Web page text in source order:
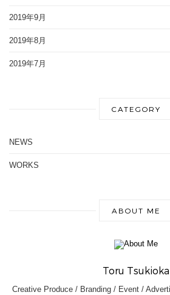
2019年9月
2019年8月
2019年7月
CATEGORY
NEWS
WORKS
ABOUT ME
Toru Tsukioka
Creative Produce / Branding / Event /